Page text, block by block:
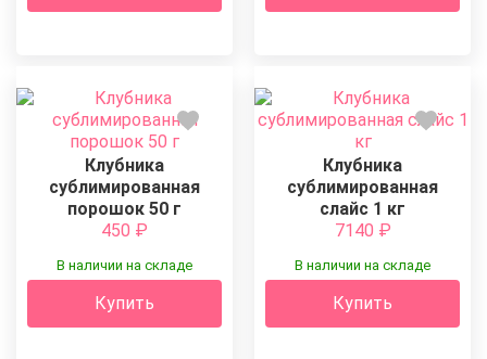
Клубника
сублимированная
порошок 50 г
450 ₽
В наличии на складе
Купить
Клубника
сублимированная
слайс 1 кг
7140 ₽
В наличии на складе
Купить